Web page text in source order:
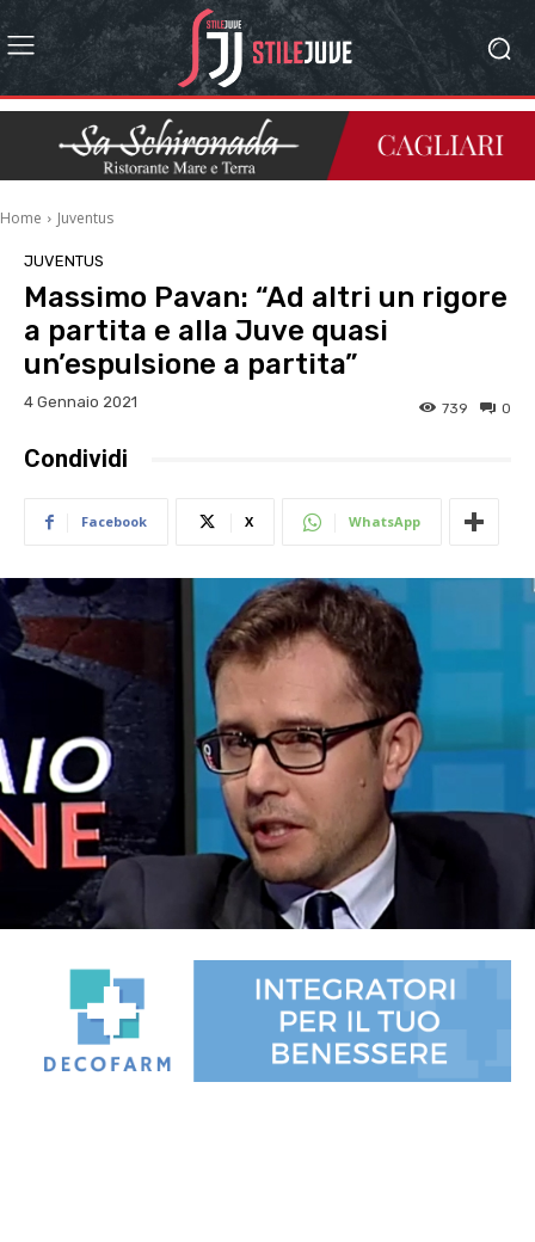
Home Juventus
JUVENTUS
Massimo Pavan: “Ad altri un rigore
a partita e alla Juve quasi
un’espulsione a partita”
4 Gennaio 2021 0
739
Condividi
Facebook X WhatsApp